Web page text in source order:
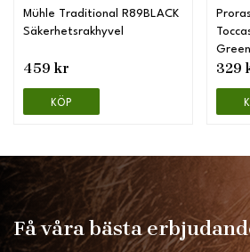
Mühle Traditional R89BLACK
Säkerhetsrakhyvel
459 kr
KÖP
329
Få våra bästa